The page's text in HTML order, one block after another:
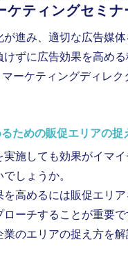
ケティングセミナ
が進み、適切な広告媒
けずに広告効果を高め
ーケティングディレ
ための販促エリアの捉
施しても効果がイマ
しょうか。
高めるには販促エリア
ーチすることが重要で
のエリアの捉え方を解